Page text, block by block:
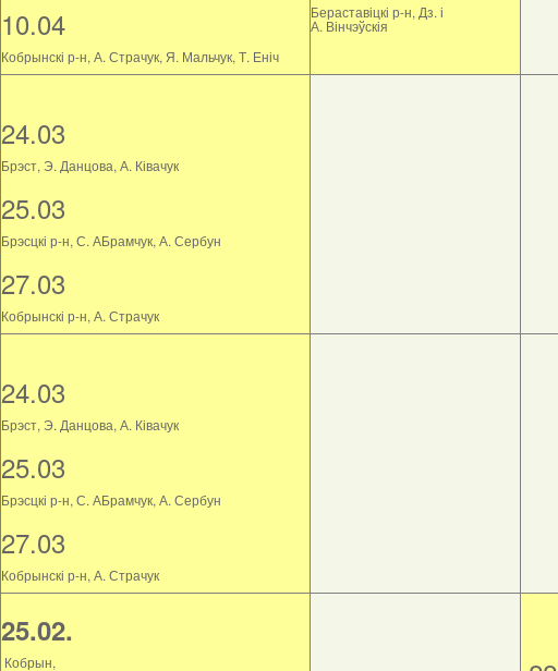
10.04
Кобрынскі р-н, А. Страчук, Я. Мальчук, Т. Еніч
Бераставіцкі р-н, Дз. і
А. Вінчэўскія
24.03
Брэст, Э. Данцова, А. Ківачук
25.03
Брэсцкі р-н, С. АБрамчук, А. Сербун
27.03
Кобрынскі р-н, А. Страчук
24.03
Брэст, Э. Данцова, А. Ківачук
25.03
Брэсцкі р-н, С. АБрамчук, А. Сербун
27.03
Кобрынскі р-н, А. Страчук
25.02.
Кобрын,